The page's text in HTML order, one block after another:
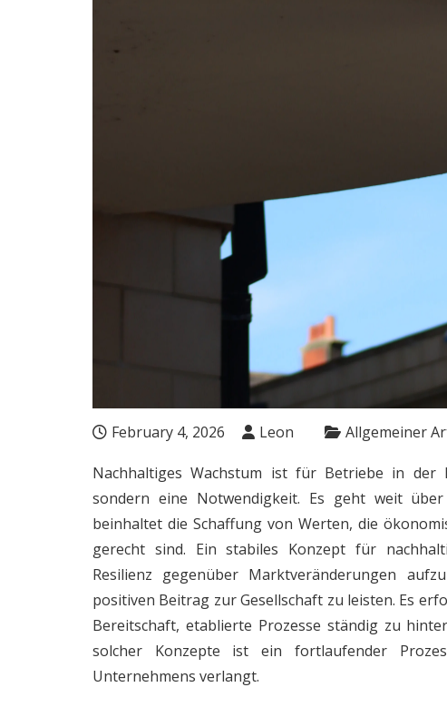
February 4, 2026 Leon Allgemeiner
Nachhaltiges Wachstum ist für Betriebe in der
sondern eine Notwendigkeit. Es geht weit
beinhaltet die Schaffung von Werten, die
gerecht sind. Ein stabiles Konzept für
Resilienz gegenüber Marktveränderungen
positiven Beitrag zur Gesellschaft zu leisten. Es
Bereitschaft, etablierte Prozesse ständig zu
solcher Konzepte ist ein fortlaufender
Unternehmens verlangt.